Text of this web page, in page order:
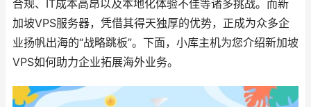
合规、IT成本高昂以及本地化体验不佳等诸多挑战。而新
加坡VPS服务器，凭借其得天独厚的优势，正成为众多企
业扬帆出海的“战略跳板”。下面，小库主机为您介绍新加坡
VPS如何助力企业拓展海外业务。